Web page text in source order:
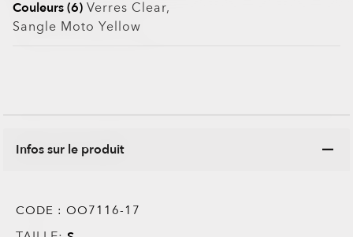
Couleurs (6) Verres Clear,
Sangle Moto Yellow
Infos sur le produit
CODE : OO7116-17